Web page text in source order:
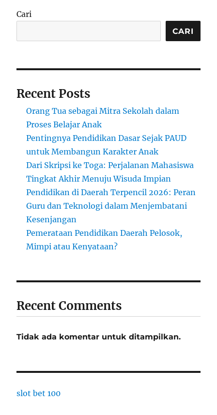
University
Waterloo:
untuk
Cari
CARI
Recent Posts
Orang Tua sebagai Mitra Sekolah dalam
Proses Belajar Anak
Pentingnya Pendidikan Dasar Sejak PAUD
untuk Membangun Karakter Anak
Dari Skripsi ke Toga: Perjalanan Mahasiswa
Tingkat Akhir Menuju Wisuda Impian
Pendidikan di Daerah Terpencil 2026: Peran
Guru dan Teknologi dalam Menjembatani
Kesenjangan
Pemerataan Pendidikan Daerah Pelosok,
Mimpi atau Kenyataan?
Recent Comments
Tidak ada komentar untuk ditampilkan.
slot bet 100